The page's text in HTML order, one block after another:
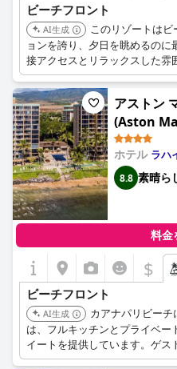
ビーチフロント
AI生成
このリゾートは
ョンを誇り、夕日を眺めるの
接アクセスとリラックスした雰
フロントの立地と快適な宿泊
的な選択肢です。
アストン
(Aston
ホテル ラハ
8.8 素晴ら
料金
$
ビーチフロント
AI生成
カアナパリビーチ
は、フルキッチンとプライベ
イートを提供しています。ゲス
の直接アクセスを楽しめます。